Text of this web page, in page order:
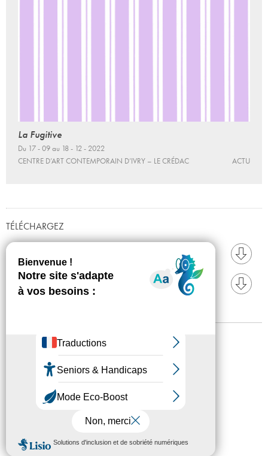
La Fugitive
Du 17 - 09 au 18 - 12 - 2022
CENTRE D’ART CONTEMPORAIN D’IVRY – LE CRÉDAC
ACTU
TÉLÉCHARGEZ
Press Release
Mentions légales
Accessibilité
Presse